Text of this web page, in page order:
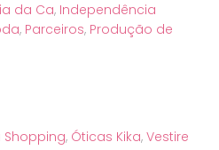
da Ca, Independência
, Parceiros, Produção de
, Óticas Kika, Vestire